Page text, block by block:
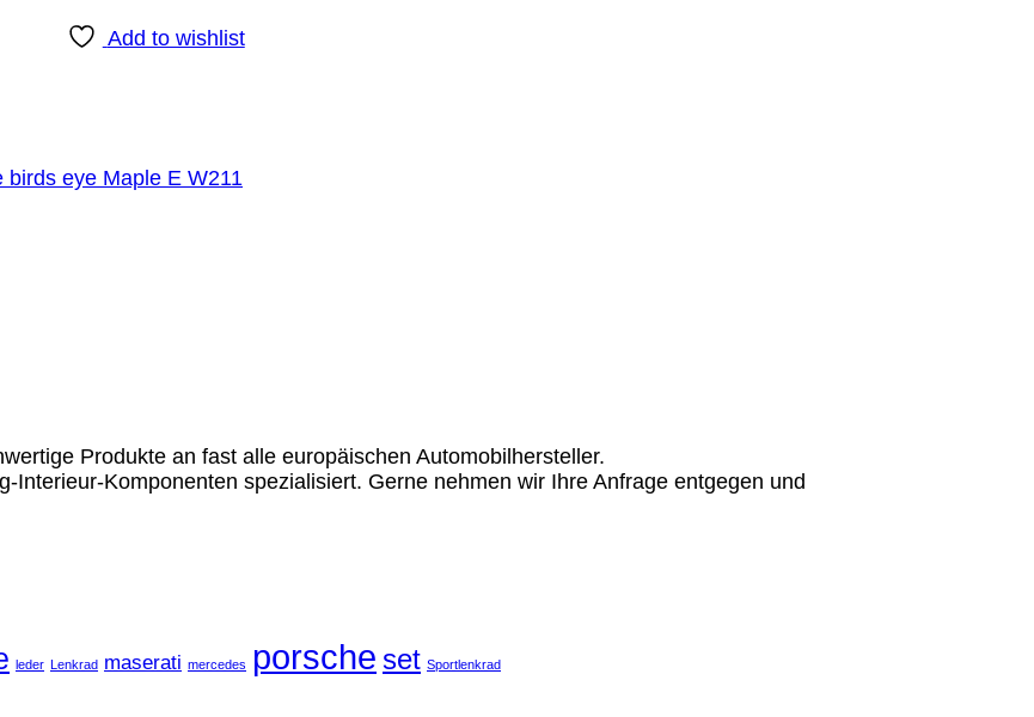
Add to wishlist
eye Maple E W211
Produkte an fast alle europäischen Automobilhersteller.
Komponenten spezialisiert. Gerne nehmen wir Ihre Anfrage entgegen und
leder Lenkrad maserati mercedes porsche set Sportlenkrad